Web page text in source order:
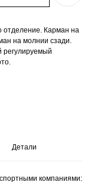
отделение. Карман на
на молнии сзади.
регулируемый
Детали
компаниями: